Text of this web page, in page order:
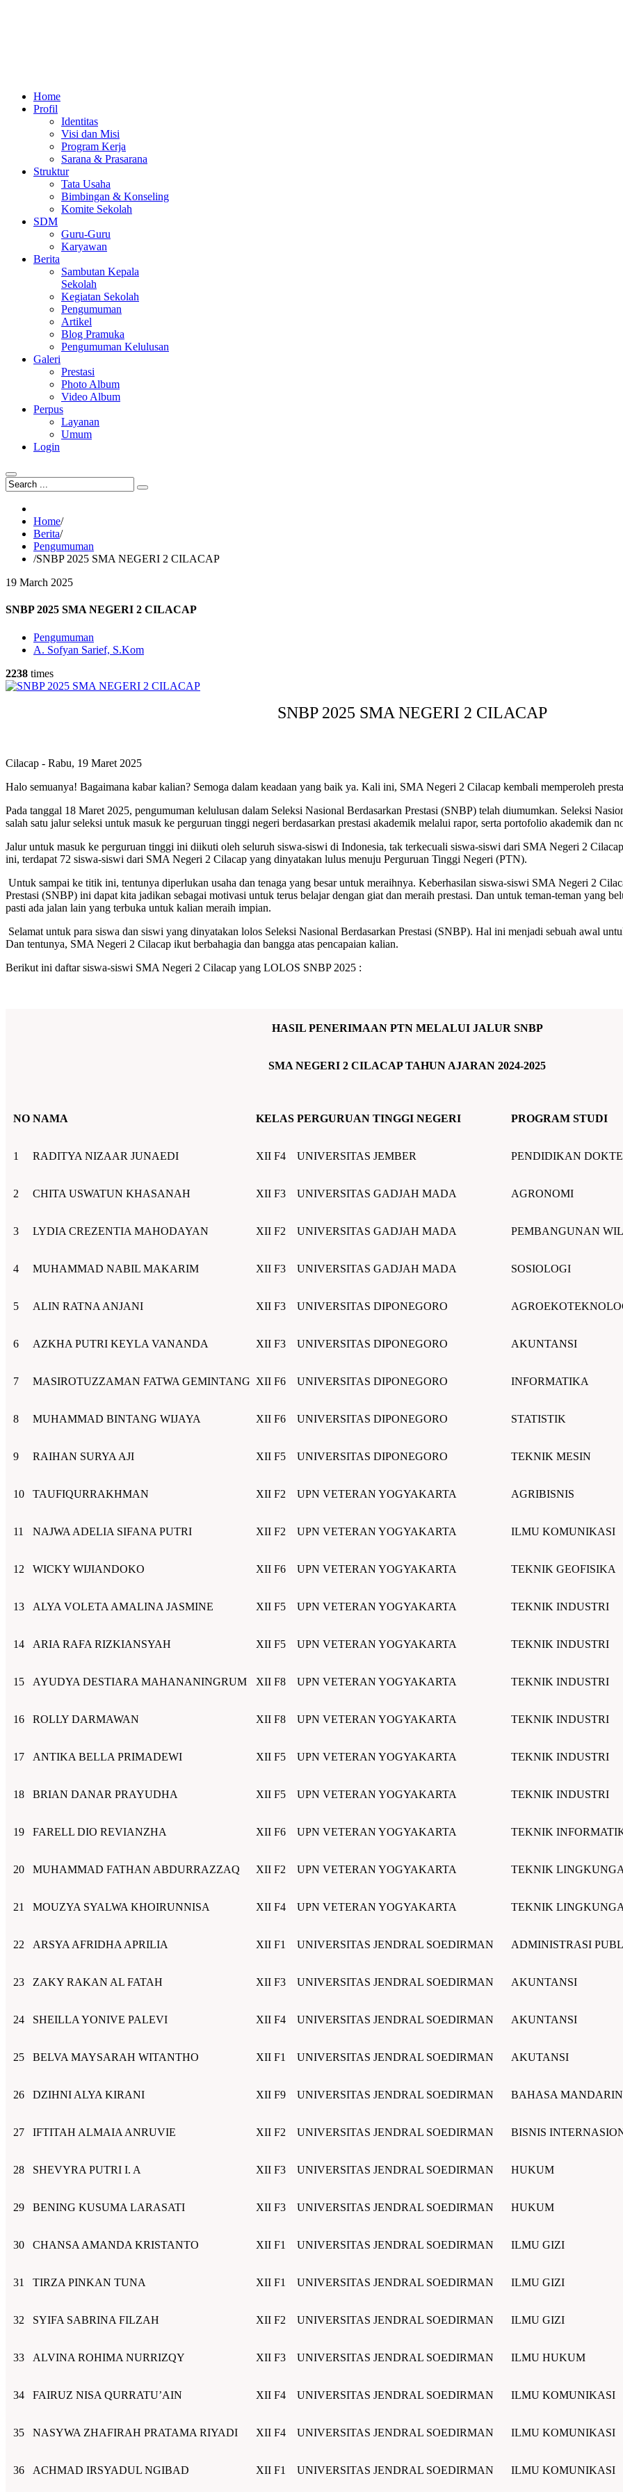
Home
Profil
Identitas
Visi dan Misi
Program Kerja
Sarana & Prasarana
Struktur
Tata Usaha
Bimbingan & Konseling
Komite Sekolah
SDM
Guru-Guru
Karyawan
Berita
Sambutan Kepala
Sekolah
Kegiatan Sekolah
Pengumuman
Artikel
Blog Pramuka
Pengumuman Kelulusan
Galeri
Prestasi
Photo Album
Video Album
Perpus
Layanan
Umum
Login
Home/
Berita/
Pengumuman
/SNBP 2025 SMA NEGERI 2 CILACAP
19 March 2025
SNBP 2025 SMA NEGERI 2 CILACAP
Pengumuman
A. Sofyan Sarief, S.Kom
2238 times
SNBP 2025 SMA NEGERI 2 CILACAP
Cilacap - Rabu, 19 Maret 2025
Halo semuanya! Bagaimana kabar kalian? Semoga dalam keadaan yang baik ya. Kali ini, SMA Negeri 2 Cilacap kembali memperoleh
Pada tanggal 18 Maret 2025, pengumuman kelulusan dalam Seleksi Nasional Berdasarkan Prestasi (SNBP) telah diumumkan. Seleksi
salah satu jalur seleksi untuk masuk ke perguruan tinggi negeri berdasarkan prestasi akademik melalui rapor, serta portofolio akademik dan
Jalur untuk masuk ke perguruan tinggi ini diikuti oleh seluruh siswa-siswi di Indonesia, tak terkecuali siswa-siswi dari SMA Negeri 2
ini, terdapat 72 siswa-siswi dari SMA Negeri 2 Cilacap yang dinyatakan lulus menuju Perguruan Tinggi Negeri (PTN).
Untuk sampai ke titik ini, tentunya diperlukan usaha dan tenaga yang besar untuk meraihnya. Keberhasilan siswa-siswi SMA Negeri 2
Prestasi (SNBP) ini dapat kita jadikan sebagai motivasi untuk terus belajar dengan giat dan meraih prestasi. Dan untuk teman-teman yang
pasti ada jalan lain yang terbuka untuk kalian meraih impian.
Selamat untuk para siswa dan siswi yang dinyatakan lolos Seleksi Nasional Berdasarkan Prestasi (SNBP). Hal ini menjadi sebuah awal
Dan tentunya, SMA Negeri 2 Cilacap ikut berbahagia dan bangga atas pencapaian kalian.
Berikut ini daftar siswa-siswi SMA Negeri 2 Cilacap yang LOLOS SNBP 2025 :
HASIL PENERIMAAN PTN MELALUI JALUR SNBP
SMA NEGERI 2 CILACAP TAHUN AJARAN 2024-2025
NO NAMA KELAS PERGURUAN TINGGI NEGERI PROGRAM STUDI
1 RADITYA NIZAAR JUNAEDI XII F4 UNIVERSITAS JEMBER PENDIDIKAN
2 CHITA USWATUN KHASANAH XII F3 UNIVERSITAS GADJAH MADA AGRONOMI
3 LYDIA CREZENTIA MAHODAYAN XII F2 UNIVERSITAS GADJAH MADA PEMBANGUNAN
4 MUHAMMAD NABIL MAKARIM XII F3 UNIVERSITAS GADJAH MADA SOSIOLOGI
5 ALIN RATNA ANJANI XII F3 UNIVERSITAS DIPONEGORO
6 AZKHA PUTRI KEYLA VANANDA XII F3 UNIVERSITAS DIPONEGORO AKUNTANSI
7 MASIROTUZZAMAN FATWA GEMINTANG XII F6 UNIVERSITAS DIPONEGORO INFORMATIKA
8 MUHAMMAD BINTANG WIJAYA XII F6 UNIVERSITAS DIPONEGORO STATISTIK
9 RAIHAN SURYA AJI XII F5 UNIVERSITAS DIPONEGORO TEKNIK MESIN
10 TAUFIQURRAKHMAN XII F2 UPN VETERAN YOGYAKARTA AGRIBISNIS
11 NAJWA ADELIA SIFANA PUTRI XII F2 UPN VETERAN YOGYAKARTA ILMU KOMUNIKASI
12 WICKY WIJIANDOKO XII F6 UPN VETERAN YOGYAKARTA TEKNIK GEOFISIKA
13 ALYA VOLETA AMALINA JASMINE XII F5 UPN VETERAN YOGYAKARTA TEKNIK INDUSTRI
14 ARIA RAFA RIZKIANSYAH XII F5 UPN VETERAN YOGYAKARTA TEKNIK INDUSTRI
15 AYUDYA DESTIARA MAHANANINGRUM XII F8 UPN VETERAN YOGYAKARTA TEKNIK INDUSTRI
16 ROLLY DARMAWAN XII F8 UPN VETERAN YOGYAKARTA TEKNIK INDUSTRI
17 ANTIKA BELLA PRIMADEWI XII F5 UPN VETERAN YOGYAKARTA TEKNIK INDUSTRI
18 BRIAN DANAR PRAYUDHA XII F5 UPN VETERAN YOGYAKARTA TEKNIK INDUSTRI
19 FARELL DIO REVIANZHA XII F6 UPN VETERAN YOGYAKARTA TEKNIK
20 MUHAMMAD FATHAN ABDURRAZZAQ XII F2 UPN VETERAN YOGYAKARTA TEKNIK
21 MOUZYA SYALWA KHOIRUNNISA XII F4 UPN VETERAN YOGYAKARTA TEKNIK
22 ARSYA AFRIDHA APRILIA XII F1 UNIVERSITAS JENDRAL SOEDIRMAN ADMINISTRASI
23 ZAKY RAKAN AL FATAH XII F3 UNIVERSITAS JENDRAL SOEDIRMAN AKUNTANSI
24 SHEILLA YONIVE PALEVI XII F4 UNIVERSITAS JENDRAL SOEDIRMAN AKUNTANSI
25 BELVA MAYSARAH WITANTHO XII F1 UNIVERSITAS JENDRAL SOEDIRMAN AKUTANSI
26 DZIHNI ALYA KIRANI XII F9 UNIVERSITAS JENDRAL SOEDIRMAN BAHASA MANDARIN
27 IFTITAH ALMAIA ANRUVIE XII F2 UNIVERSITAS JENDRAL SOEDIRMAN BISNIS
28 SHEVYRA PUTRI I. A XII F3 UNIVERSITAS JENDRAL SOEDIRMAN HUKUM
29 BENING KUSUMA LARASATI XII F3 UNIVERSITAS JENDRAL SOEDIRMAN HUKUM
30 CHANSA AMANDA KRISTANTO XII F1 UNIVERSITAS JENDRAL SOEDIRMAN ILMU GIZI
31 TIRZA PINKAN TUNA XII F1 UNIVERSITAS JENDRAL SOEDIRMAN ILMU GIZI
32 SYIFA SABRINA FILZAH XII F2 UNIVERSITAS JENDRAL SOEDIRMAN ILMU GIZI
33 ALVINA ROHIMA NURRIZQY XII F3 UNIVERSITAS JENDRAL SOEDIRMAN ILMU HUKUM
34 FAIRUZ NISA QURRATU’AIN XII F4 UNIVERSITAS JENDRAL SOEDIRMAN ILMU KOMUNIKASI
35 NASYWA ZHAFIRAH PRATAMA RIYADI XII F4 UNIVERSITAS JENDRAL SOEDIRMAN ILMU KOMUNIKASI
36 ACHMAD IRSYADUL NGIBAD XII F1 UNIVERSITAS JENDRAL SOEDIRMAN ILMU KOMUNIKASI